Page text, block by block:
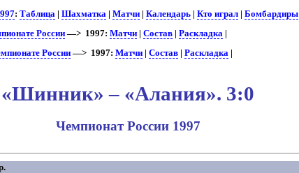
:Таблица |Шахматка |Матчи |Календарь |Кто играл |Бомбардиры
России —> 1997:Матчи |Состав |Раскладка |
России —> 1997:Матчи |Состав |Раскладка |
«Шинник» – «Алания». 3:0
Чемпионат России 1997